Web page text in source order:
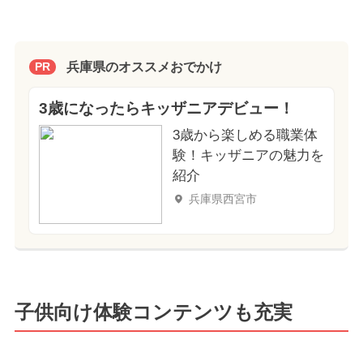
PR 兵庫県のオススメおでかけ
3歳になったらキッザニアデビュー！
3歳から楽しめる職業体
験！キッザニアの魅力を
紹介
兵庫県西宮市
子供向け体験コンテンツも充実